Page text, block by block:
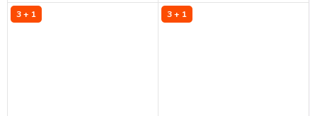
Minimum cukru, maximum
jídla.
3 + 1 3 + 1